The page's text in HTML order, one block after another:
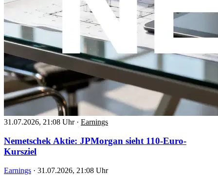
31.07.2026, 21:08 Uhr · Earnings
Nemetschek Aktie: JPMorgan sieht 110-Euro-
Kursziel
Earnings · 31.07.2026, 21:08 Uhr